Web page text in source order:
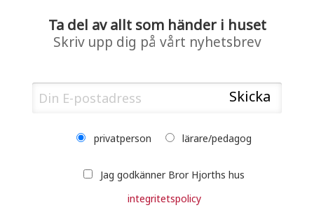
Ta del av allt som händer i huset
Skriv upp dig på vårt nyhetsbrev
privatperson lärare/pedagog
Jag godkänner Bror Hjorths hus
integritetspolicy